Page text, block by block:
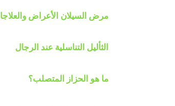
مرض السيلان الأعراض
الثأليل التناسلية عند الرجال
ما هو الحزاز المتصلب؟